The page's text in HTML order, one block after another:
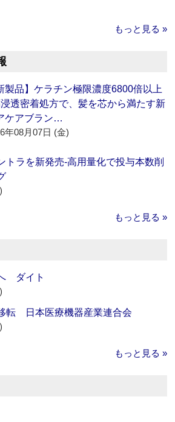
もっと見る »
製品】ケラチン極限濃度6800倍以上
透密着処方で、髪を芯から満たす新
ケアブラン…
年08月07日 (金)
トラを新発売‐高用量化で投与本数削
もっと見る »
ダイト
転 日本医療機器産業連合会
もっと見る »